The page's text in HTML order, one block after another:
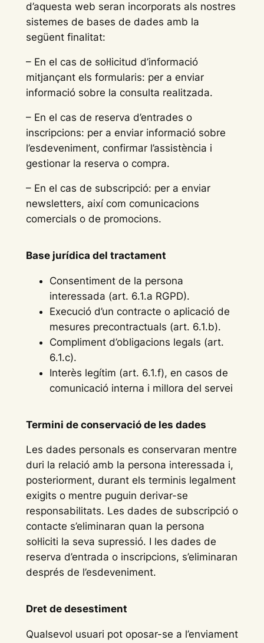
d’aquesta web seran incorporats als nostres
sistemes de bases de dades amb la
següent finalitat:
– En el cas de sol·licitud d’informació
mitjançant els formularis: per a enviar
informació sobre la consulta realitzada.
– En el cas de reserva d’entrades o
inscripcions: per a enviar informació sobre
l’esdeveniment, confirmar l’assistència i
gestionar la reserva o compra.
– En el cas de subscripció: per a enviar
newsletters, així com comunicacions
comercials o de promocions.
Base jurídica del tractament
Consentiment de la persona
interessada (art. 6.1.a RGPD).
Execució d’un contracte o aplicació de
mesures precontractuals (art. 6.1.b).
Compliment d’obligacions legals (art.
6.1.c).
Interès legítim (art. 6.1.f), en casos de
comunicació interna i millora del servei
Termini de conservació de les dades
Les dades personals es conservaran mentre
duri la relació amb la persona interessada i,
posteriorment, durant els terminis legalment
exigits o mentre puguin derivar-se
responsabilitats. Les dades de subscripció o
contacte s’eliminaran quan la persona
sol·liciti la seva supressió. I les dades de
reserva d’entrada o inscripcions, s’eliminaran
després de l’esdeveniment.
Dret de desestiment
Qualsevol usuari pot oposar-se a l’enviament